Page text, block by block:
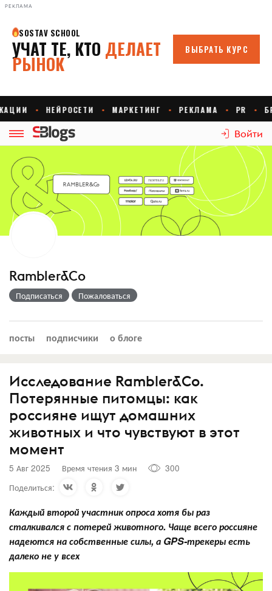
РЕКЛАМА
Войти
Rambler&Co
Подписаться Пожаловаться
посты подписчики о блоге
Исследование Rambler&Co.
Потерянные питомцы: как
россияне ищут домашних
животных и что чувствуют в этот
момент
5 Авг 2025 Время чтения 3 мин
300
Поделиться:
Каждый второй участник опроса хотя бы раз
сталкивался с потерей животного. Чаще всего россияне
надеются на собственные силы, а GPS-трекеры есть
далеко не у всех